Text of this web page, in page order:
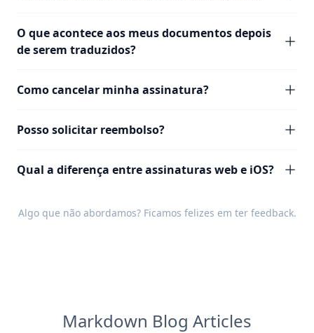
O que acontece aos meus documentos depois
de serem traduzidos?
Como cancelar minha assinatura?
Posso solicitar reembolso?
Qual a diferença entre assinaturas web e iOS?
Algo que não abordamos? Ficamos felizes em ter feedback.
Markdown Blog Articles